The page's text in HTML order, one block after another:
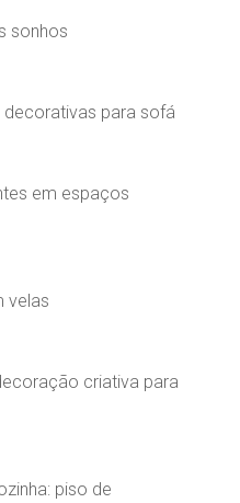
sonhos
para sofá
em espaços
velas
criativa para
piso de